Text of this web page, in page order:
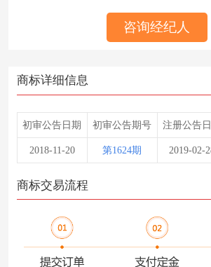
咨询经纪人
商标详细信息
初审公告日期 初审公告期号 注册公告
2018-11-20 第1624期 2019-02-
商标交易流程